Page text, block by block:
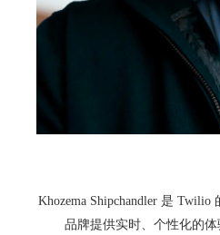
Khozema Shipchandler 是
品牌提供实时、个性化的